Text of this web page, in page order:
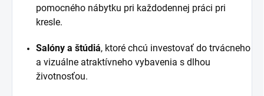
pomocného nábytku pri každodennej práci pri
kresle.
Salóny a štúdiá, ktoré chcú investovať do trvácneho
a vizuálne atraktívneho vybavenia s dlhou
životnosťou.